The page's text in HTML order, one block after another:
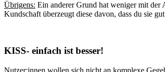
Übrigens: Ein anderer Grund hat weniger mit der
Kundschaft überzeugt diese davon, dass du sie
KISS- einfach ist besser!
Nutzer:innen wollen sich nicht an komplexe